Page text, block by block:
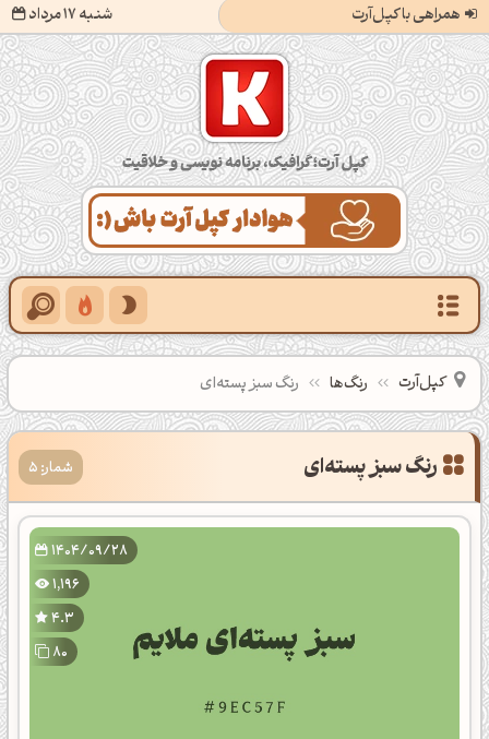
همراهی با کپل‌آرت شنبه 17 مرداد
کپل‌آرت؛ گرافیک، برنامه‌نویسی و خلاقیت
کپل‌آرت رنگ‌ها رنگ سبز پسته‌ای
شمار: 5
1404/09/28
1,196
4.3
80